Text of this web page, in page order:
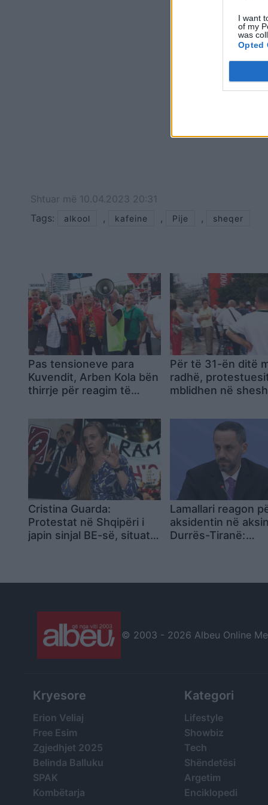
I want
of my
was
Opted
Shtuar më 10.04.2023 20:31
Tags:
alkool , kafeine , Pije , sheqer
Pas tensioneve para
Kuvendit, Arben Kola bën
thirrje për reagim të
kundërpërgjigje ndaj
dhunës
Për të 31-ën ditë
radhë,
mblidhen në
kërkojnë largimin e
Cristina Guarda:
Protestat në Shqipëri i
japin sinjal BE-së, situata
Lamallari reagon
aksidentin në aksin
Durrës-Tiranë:
© 2003 - 2026 Albeu Online
Kryesore
Erion Veliaj
Free Esim
Zgjedhjet 2025
Belinda Balluku
SPAK
Kombëtarja
Kategori
Lifestyle
Showbiz
Tech
Shëndetësi
Argetim
Enciklopedi